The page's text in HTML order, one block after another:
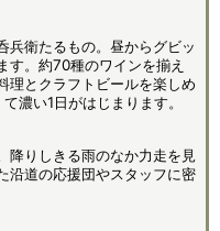
兵衛たるもの。昼からグビッ
す。約70種のワインを揃え
理とクラフトビールを楽しめ
濃い1日がはじまります。
降りしきる雨のなか力走を見
沿道の応援団やスタッフに密